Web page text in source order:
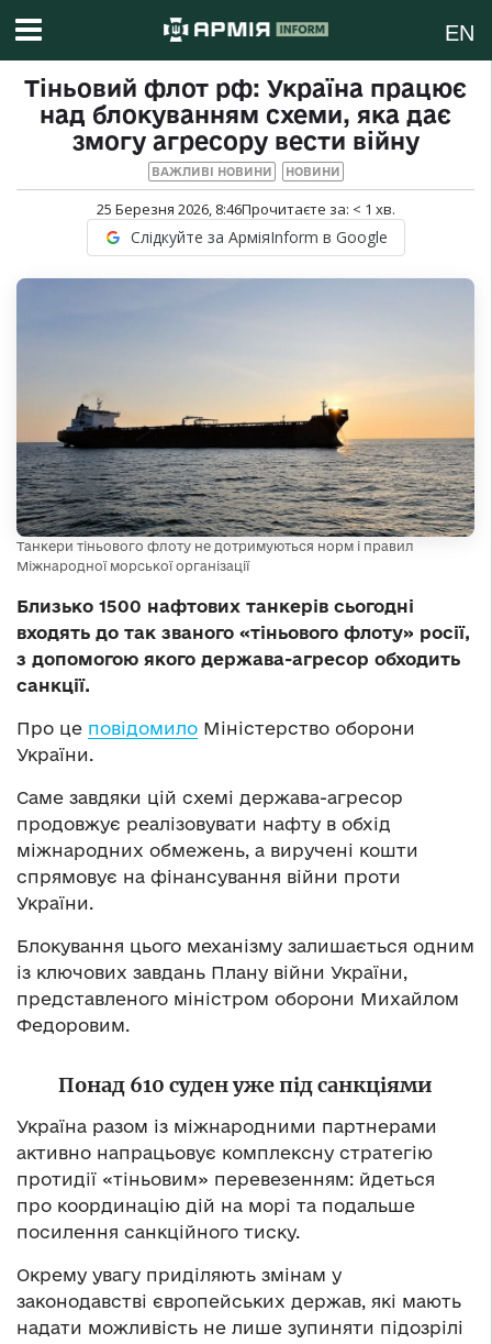
EN
Тіньовий флот рф: Україна працює
над блокуванням схеми, яка дає
змогу агресору вести війну
ВАЖЛИВІ НОВИНИ НОВИНИ
25 Березня 2026, 8:46Прочитаєте за: < 1 хв.
Слідкуйте за АрміяInform в Google
Танкери тіньового флоту не дотримуються норм і правил
Міжнародної морської організації
Близько 1500 нафтових танкерів сьогодні
входять до так званого «тіньового флоту» росії,
з допомогою якого держава-агресор обходить
санкції.
Про це повідомило Міністерство оборони
України.
Саме завдяки цій схемі держава-агресор
продовжує реалізовувати нафту в обхід
міжнародних обмежень, а виручені кошти
спрямовує на фінансування війни проти
України.
Блокування цього механізму залишається одним
із ключових завдань Плану війни України,
представленого міністром оборони Михайлом
Федоровим.
Понад 610 суден уже під санкціями
Україна разом із міжнародними партнерами
активно напрацьовує комплексну стратегію
протидії «тіньовим» перевезенням: йдеться
про координацію дій на морі та подальше
посилення санкційного тиску.
Окрему увагу приділяють змінам у
законодавстві європейських держав, які мають
надати можливість не лише зупиняти підозрілі